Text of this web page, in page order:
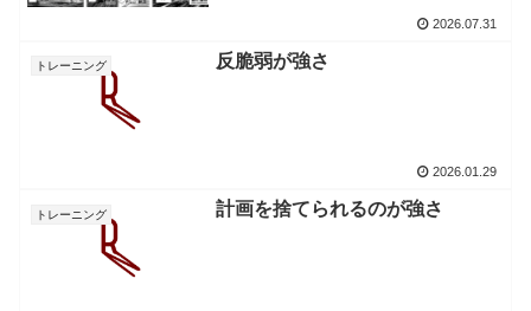
2026.07.31
トレーニング 反脆弱が強さ
2026.01.29
トレーニング 計画を捨てられるのが強さ